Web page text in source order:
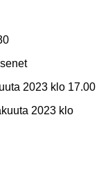
2023 klo 17.00
2023 klo